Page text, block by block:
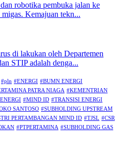
robotika pembuka jalan ke
Kemajuan tekn...
di lakukan oleh Departemen
STIP adalah denga...
#pln #ENERGI #BUMN ENERGI
PATRA NIAGA #KEMENTRIAN
#MIND ID #TRANSISI ENERGI
SANTOSO #SUBHOLDING UPSTREAM
PERTAMBANGAN MIND ID #TJSL #CSR
#PTPERTAMINA #SUBHOLDING GAS